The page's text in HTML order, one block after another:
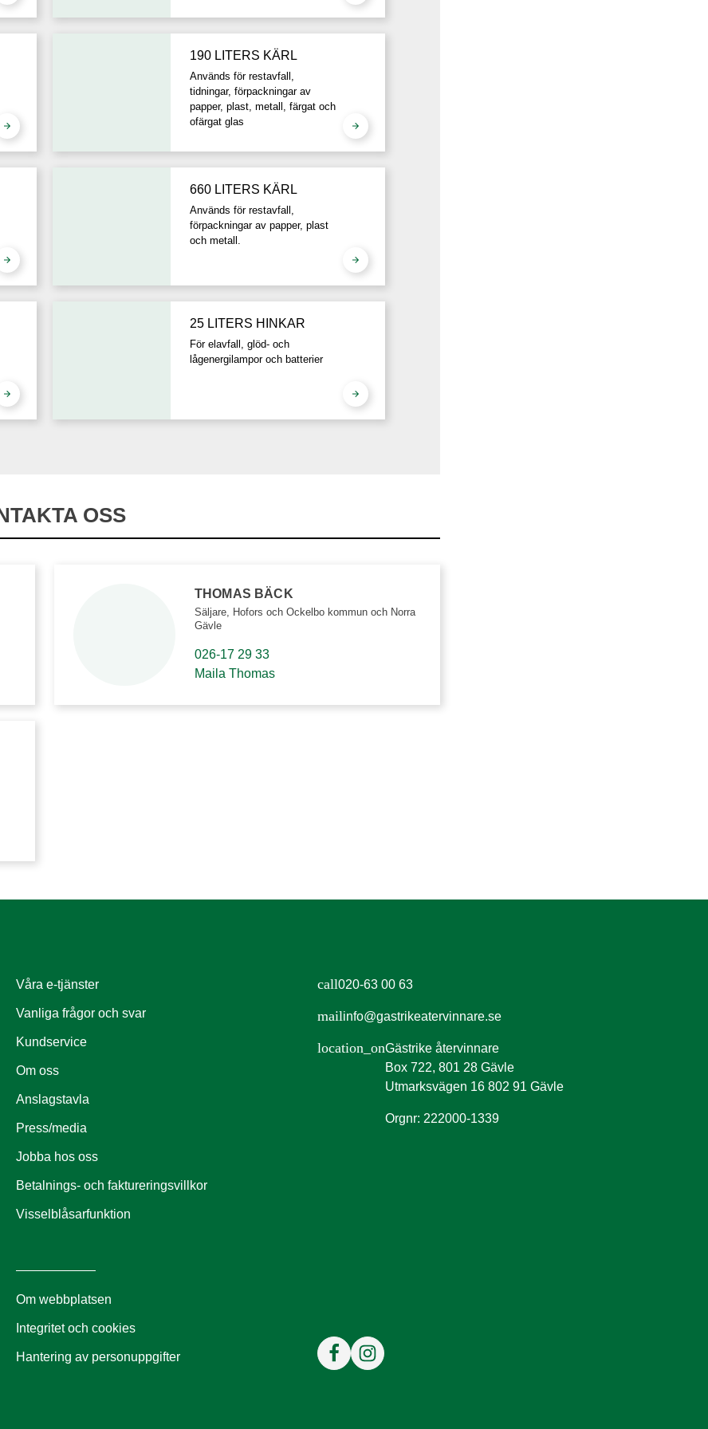
190 LITERS KÄRL
Används för restavfall,
tidningar, förpackningar av
papper, plast, metall, färgat och
ofärgat glas
660 LITERS KÄRL
Används för restavfall,
förpackningar av papper, plast
och metall.
25 LITERS HINKAR
För elavfall, glöd- och
lågenergilampor och batterier
OSS
THOMAS BÄCK
Säljare, Hofors och Ockelbo kommun och Norra
Gävle
026-17 29 33
Maila Thomas
Våra e-tjänster
Vanliga frågor och svar
Kundservice
Om oss
Anslagstavla
Press/media
Jobba hos oss
Betalnings- och faktureringsvillkor
Visselblåsarfunktion
Om webbplatsen
Integritet och cookies
Hantering av personuppgifter
call020-63 00 63
mailinfo@gastrikeatervinnare.se
location_onGästrike återvinnare
Box 722, 801 28 Gävle
Utmarksvägen 16 802 91 Gävle
Orgnr: 222000-1339